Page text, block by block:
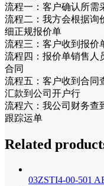
流程一：客户确认所需
流程二：我方会根据询
细正规报价单
流程三：客户收到报价
流程四：报价单销售人
合同
流程五：客户收到合同
汇款到公司开户行
流程六：我公司财务查
跟踪运单
Related
03ZSTI4-00-501